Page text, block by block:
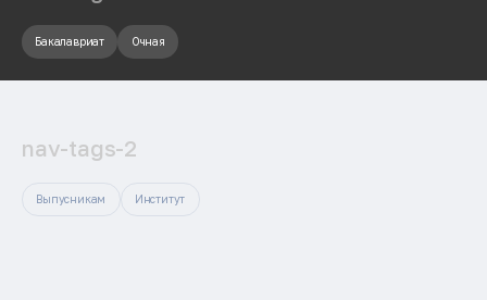
Бакалавриат Очная
nav-tags-2
Выпусникам Институт